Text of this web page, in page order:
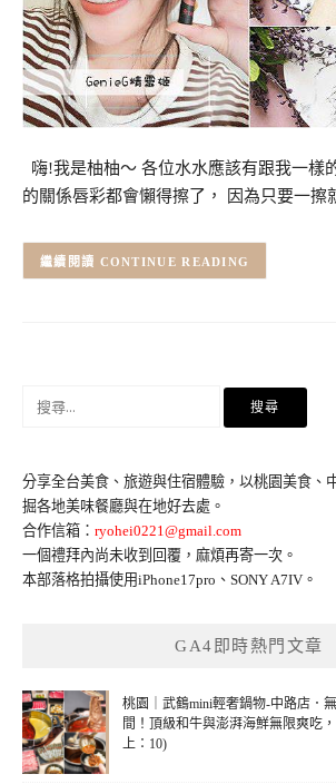
嗨!我是柚柚～ 各位水水應該有跟我一樣
的關係唇彩都會懶得擦了， 因為只要一
CONTINUE READING
鍵
字:
分享全台美食、旅遊與住宿體驗，以桃園美食、
掘各地美味餐廳與在地好去處。
合作信箱： ryohei0221@gmail.com
一個禮拜內尚未收到回覆，麻煩再寄一次。
本部落格拍攝使用iPhone17pro、SONY A7IV。
GA4即時熱門文章
桃園｜武鶴mini輕奢鍋物-中路店．
間！頂級和牛與澎湃海鮮無限爽吃
上：10)